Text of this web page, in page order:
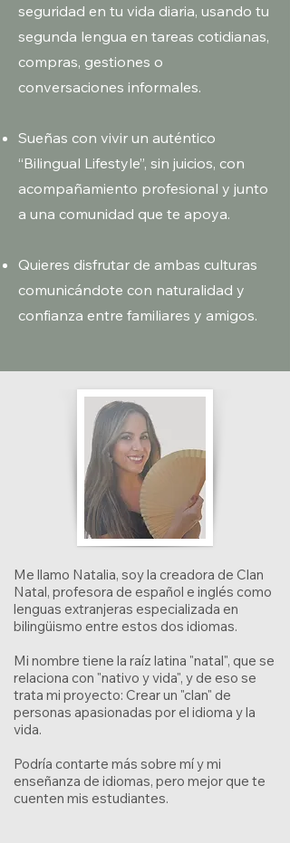
seguridad en tu vida diaria, usando tu
segunda lengua en tareas cotidianas,
compras, gestiones o
conversaciones informales.
Sueñas con vivir un auténtico
“Bilingual Lifestyle”, sin juicios, con
acompañamiento profesional y junto
a una comunidad que te apoya.
Quieres disfrutar de ambas culturas
comunicándote con naturalidad y
confianza entre familiares y amigos.
Me llamo Natalia, soy la creadora de Clan
Natal, profesora de español e inglés como
lenguas extranjeras especializada en
bilingüismo entre estos dos idiomas.
Mi nombre tiene la raíz latina "natal", que se
relaciona con "nativo y vida", y de eso se
trata mi proyecto: Crear un "clan" de
personas apasionadas por el idioma y la
vida.
Podría contarte más sobre mí y mi
enseñanza de idiomas, pero mejor que te
cuenten mis estudiantes.